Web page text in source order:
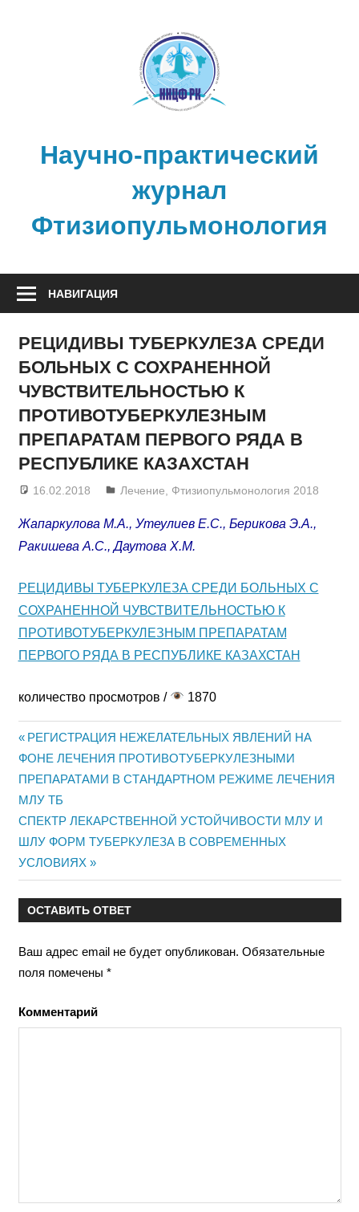
Научно-практический
журнал
Фтизиопульмонология
НАВИГАЦИЯ
РЕЦИДИВЫ ТУБЕРКУЛЕЗА СРЕДИ
БОЛЬНЫХ С СОХРАНЕННОЙ
ЧУВСТВИТЕЛЬНОСТЬЮ К
ПРОТИВОТУБЕРКУЛЕЗНЫМ
ПРЕПАРАТАМ ПЕРВОГО РЯДА В
РЕСПУБЛИКЕ КАЗАХСТАН
16.02.2018 admin
Лечение Фтизиопульмонология 2018
Жапаркулова М.А., Утеулиев Е.С., Берикова Э.А.,
Ракишева А.С., Даутова Х.М.
РЕЦИДИВЫ ТУБЕРКУЛЕЗА СРЕДИ БОЛЬНЫХ С
СОХРАНЕННОЙ ЧУВСТВИТЕЛЬНОСТЬЮ К
ПРОТИВОТУБЕРКУЛЕЗНЫМ ПРЕПАРАТАМ
ПЕРВОГО РЯДА В РЕСПУБЛИКЕ КАЗАХСТАН
количество просмотров / 1870
Навигация
по
записям
Предыдущая
запись:
РЕГИСТРАЦИЯ НЕЖЕЛАТЕЛЬНЫХ ЯВЛЕНИЙ НА
ФОНЕ ЛЕЧЕНИЯ ПРОТИВОТУБЕРКУЛЕЗНЫМИ
ПРЕПАРАТАМИ В СТАНДАРТНОМ РЕЖИМЕ ЛЕЧЕНИЯ
МЛУ ТБ
Следующая
запись:
СПЕКТР ЛЕКАРСТВЕННОЙ УСТОЙЧИВОСТИ МЛУ И
ШЛУ ФОРМ ТУБЕРКУЛЕЗА В СОВРЕМЕННЫХ
УСЛОВИЯХ
ОСТАВИТЬ ОТВЕТ
Ваш адрес email не будет опубликован. Обязательные
поля помечены *
Комментарий